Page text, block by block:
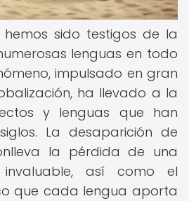
hemos sido testigos de la
lenguas en todo
impulsado en gran
ha llevado a la
y lenguas que han
La desaparición de
la pérdida de una
así como el
que cada lengua aporta